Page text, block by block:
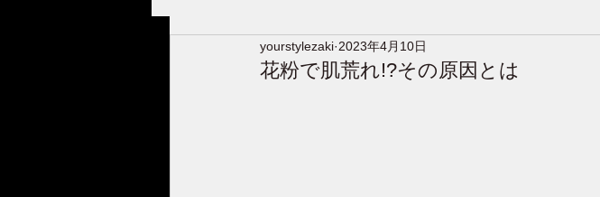
花粉で肌荒れ!?その原因とは
yourstylezaki 2023年4月10日